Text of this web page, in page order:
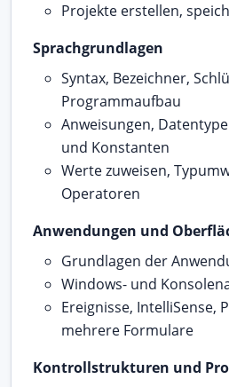
Projekte erstellen,
Sprachgrundlagen
Syntax, Bezeichner,
Programmaufbau
Anweisungen,
und Konstanten
Werte zuweisen,
Operatoren
Anwendungen und
Grundlagen der
Windows- und
Ereignisse, IntelliSense,
mehrere Formulare
Kontrollstrukturen und